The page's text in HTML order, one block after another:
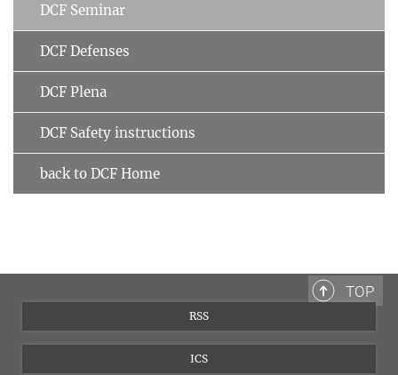
DCF Seminar
DCF Defenses
DCF Plena
DCF Safety instructions
back to DCF Home
TOP
RSS
ICS